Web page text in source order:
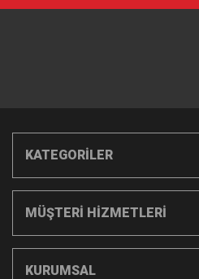
KATEGORİLER
MÜŞTERİ HİZMETLERİ
KURUMSAL